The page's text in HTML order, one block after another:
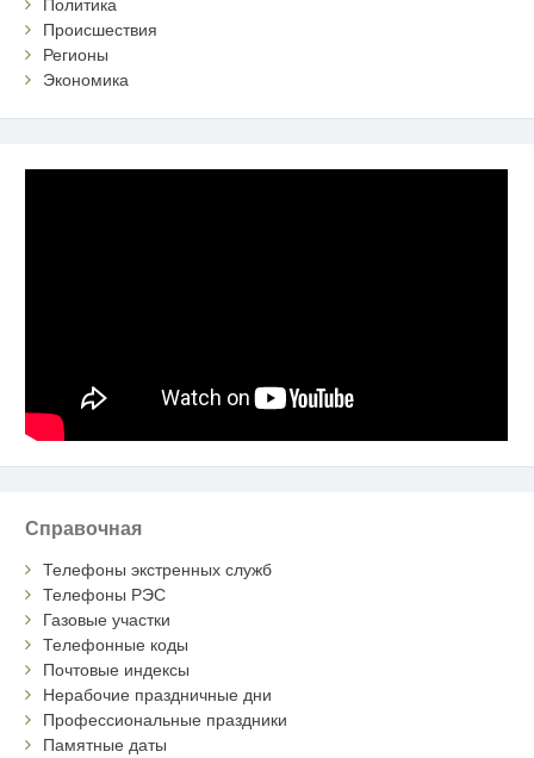
Политика
Происшествия
Регионы
Экономика
Справочная
Телефоны экстренных служб
Телефоны РЭС
Газовые участки
Телефонные коды
Почтовые индексы
Нерабочие праздничные дни
Профессиональные праздники
Памятные даты